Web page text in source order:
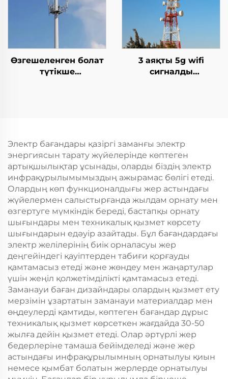
Өзгешеленген болат
түтікше
3 аяқты 5g wifi
сигналды
Электр бағандары қазіргі заманғы электр
энергиясын тарату жүйелерінде көптеген
артықшылықтар ұсынады, оларды біздің электр
инфрақұрылымымыздың ажырамас бөлігі етеді.
Олардың көп функционалдығы жер астындағы
жүйелермен салыстырғанда жылдам орнату мен
өзгертуге мүмкіндік береді, бастапқы орнату
шығындары мен техникалық қызмет көрсету
шығындарын едәуір азайтады. Бұл бағандардағы
электр желілерінің биік орналасуы жер
деңгейіндегі қауіптерден табиғи қорғауды
қамтамасыз етеді және жөндеу мен жаңартулар
үшін жеңіл қолжетімділікті қамтамасыз етеді.
Заманауи баған дизайндары олардың қызмет ету
мерзімін ұзартатын заманауи материалдар мен
өңдеулерді қамтиды, көптеген бағандар дұрыс
техникалық қызмет көрсеткен жағдайда 30-50
жылға дейін қызмет етеді. Олар әртүрлі жер
бедерлеріне тамаша бейімделеді және жер
астындағы инфрақұрылымның орнатылуы қиын
немесе қымбат болатын жерлерде орнатылуы